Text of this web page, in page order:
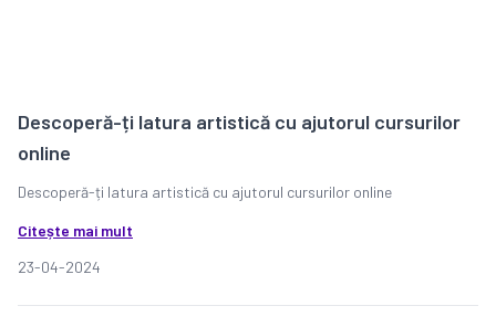
Descoperă-ți latura artistică cu ajutorul cursurilor
online
Descoperă-ți latura artistică cu ajutorul cursurilor online
Citește mai mult
23-04-2024